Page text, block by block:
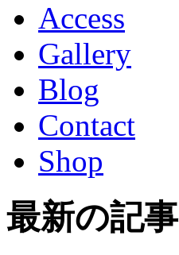
Access
Gallery
Blog
Contact
Shop
最新の記事